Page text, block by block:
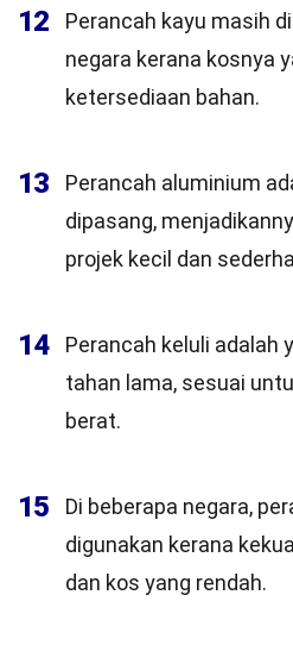
12
Perancah kayu masih
negara kerana kosnya
ketersediaan bahan.
13
Perancah aluminium
dipasang,
projek kecil dan
14
Perancah keluli adalah
tahan lama, sesuai
berat.
15
Di beberapa negara,
digunakan kerana
dan kos yang rendah.